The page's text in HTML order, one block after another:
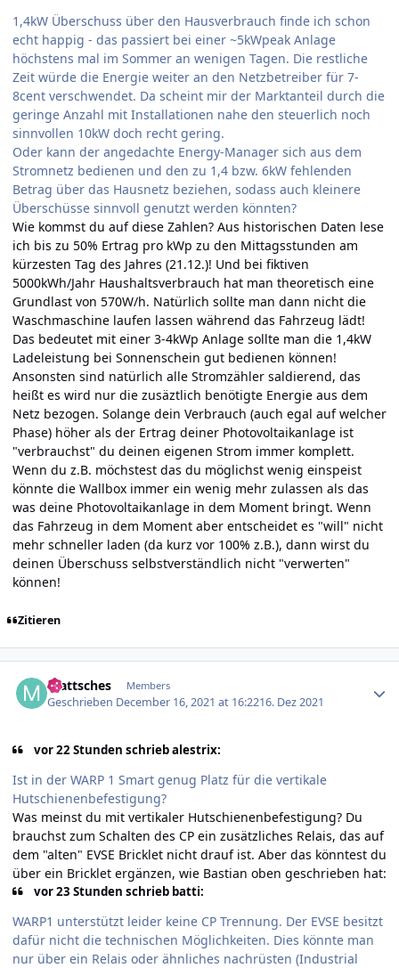
1,4kW Überschuss über den Hausverbrauch finde ich schon
echt happig - das passiert bei einer ~5kWpeak Anlage
höchstens mal im Sommer an wenigen Tagen. Die restliche
Zeit würde die Energie weiter an den Netzbetreiber für 7-
8cent verschwendet. Da scheint mir der Marktanteil durch die
geringe Anzahl mit Installationen nahe den steuerlich noch
sinnvollen 10kW doch recht gering.
Oder kann der angedachte Energy-Manager sich aus dem
Stromnetz bedienen und den zu 1,4 bzw. 6kW fehlenden
Betrag über das Hausnetz beziehen, sodass auch kleinere
Überschüsse sinnvoll genutzt werden könnten?
Wie kommst du auf diese Zahlen? Aus historischen Daten lese
ich bis zu 50% Ertrag pro kWp zu den Mittagsstunden am
kürzesten Tag des Jahres (21.12.)! Und bei fiktiven
5000kWh/Jahr Haushaltsverbrauch hat man theoretisch eine
Grundlast von 570W/h. Natürlich sollte man dann nicht die
Waschmaschine laufen lassen während das Fahrzeug lädt!
Das bedeutet mit einer 3-4kWp Anlage sollte man die 1,4kW
Ladeleistung bei Sonnenschein gut bedienen können!
Ansonsten sind natürlich alle Stromzähler saldierend, das
heißt es wird nur die zusäztlich benötigte Energie aus dem
Netz bezogen. Solange dein Verbrauch (auch egal auf welcher
Phase) höher als der Ertrag deiner Photovoltaikanlage ist
"verbrauchst" du deinen eigenen Strom immer komplett.
Wenn du z.B. möchstest das du möglichst wenig einspeist
könnte die Wallbox immer ein wenig mehr zulassen als das
was deine Photovoltaikanlage in dem Moment bringt. Wenn
das Fahrzeug in dem Moment aber entscheidet es "will" nicht
mehr schneller laden (da kurz vor 100% z.B.), dann wirst du
deinen Überschuss selbstverständlich nicht "verwerten"
können!
Zitieren
mattsches Members
Geschrieben December 16, 2021 at 16:2216. Dez 2021
vor 22 Stunden schrieb alestrix:
Ist in der WARP 1 Smart genug Platz für die vertikale
Hutschienenbefestigung?
Was meinst du mit vertikaler Hutschienenbefestigung? Du
brauchst zum Schalten des CP ein zusätzliches Relais, das auf
dem "alten" EVSE Bricklet nicht drauf ist. Aber das könntest du
über ein Bricklet ergänzen, wie Bastian oben geschrieben hat:
vor 23 Stunden schrieb batti:
WARP1 unterstützt leider keine CP Trennung. Der EVSE besitzt
dafür nicht die technischen Möglichkeiten. Dies könnte man
nur über ein Relais oder ähnliches nachrüsten (Industrial